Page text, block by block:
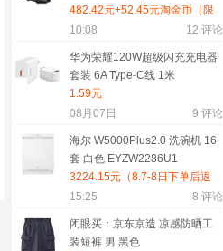
482.42元+52.45元淘金币（限
时红包后463.02元）
10:08 12 评论
华为荣耀120W超级闪充充电器
套装 6A Type-C线 1米
1.59元
08月07日
9 评论
海尔 W5000Plus2.0 洗碗机 16
套 白色 EYZW2286U1
3224.15元（8.7-8日下单后返
600元好价）
15:25 8 评论
闭眼买：京东京造 凉感防晒工
装短裤 男 黑色